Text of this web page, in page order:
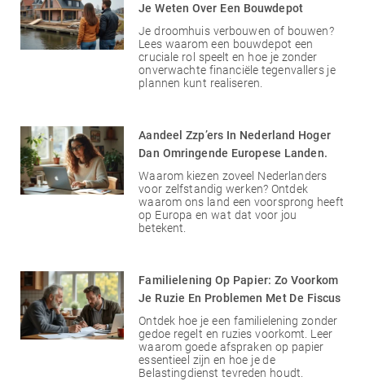
Je Weten Over Een Bouwdepot
Je droomhuis verbouwen of bouwen?
Lees waarom een bouwdepot een
cruciale rol speelt en hoe je zonder
onverwachte financiële tegenvallers je
plannen kunt realiseren.
Aandeel Zzp’ers In Nederland Hoger
Dan Omringende Europese Landen.
Waarom kiezen zoveel Nederlanders
voor zelfstandig werken? Ontdek
waarom ons land een voorsprong heeft
op Europa en wat dat voor jou
betekent.
Familielening Op Papier: Zo Voorkom
Je Ruzie En Problemen Met De Fiscus
Ontdek hoe je een familielening zonder
gedoe regelt en ruzies voorkomt. Leer
waarom goede afspraken op papier
essentieel zijn en hoe je de
Belastingdienst tevreden houdt.